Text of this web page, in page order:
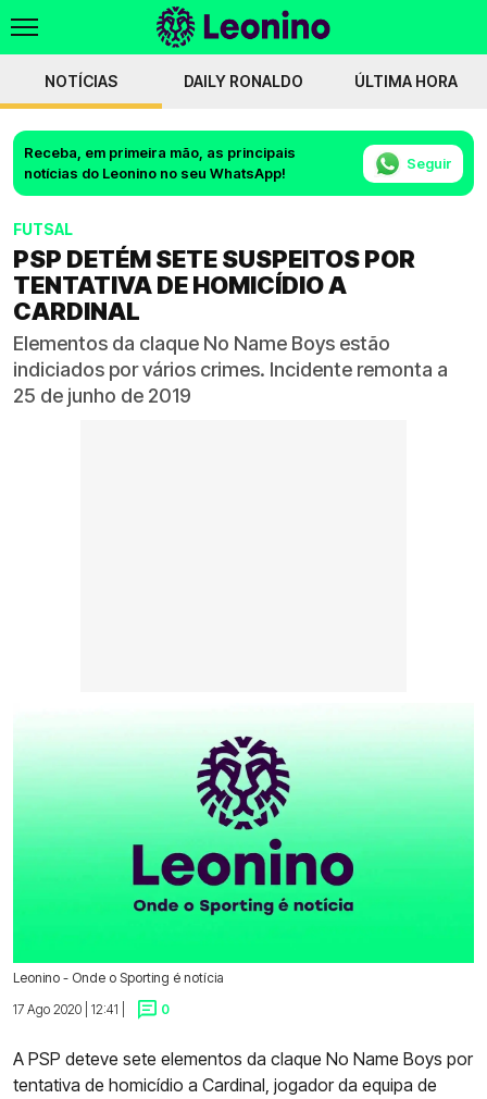
NOTÍCIAS DAILY RONALDO ÚLTIMA HORA
Receba, em primeira mão, as principais
notícias do Leonino no seu WhatsApp!
Seguir
FUTSAL
PSP DETÉM SETE SUSPEITOS POR
TENTATIVA DE HOMICÍDIO A
CARDINAL
Elementos da claque No Name Boys estão
indiciados por vários crimes. Incidente remonta a
25 de junho de 2019
Leonino - Onde o Sporting é notícia
17 Ago 2020 | 12:41 |
0
A PSP deteve sete elementos da claque No Name Boys por
tentativa de homicídio a Cardinal, jogador da equipa de